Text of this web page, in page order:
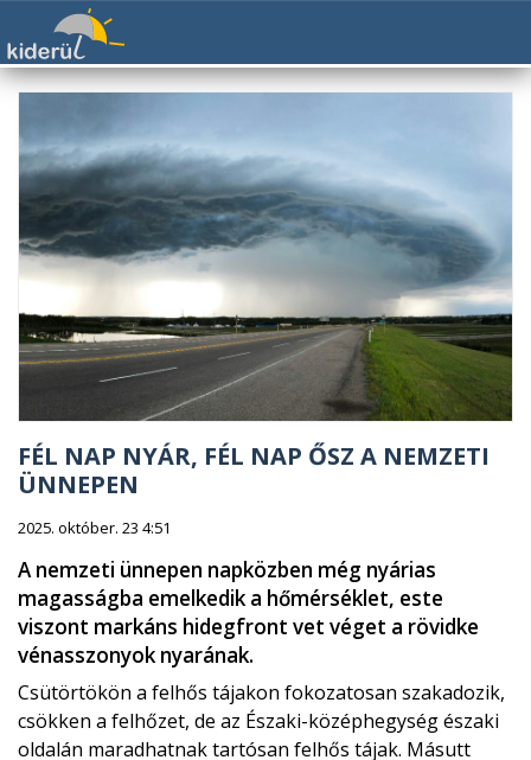
FÉL NAP NYÁR, FÉL NAP ŐSZ A NEMZETI
ÜNNEPEN
2025. október. 23 4:51
A nemzeti ünnepen napközben még nyárias
magasságba emelkedik a hőmérséklet, este
viszont markáns hidegfront vet véget a rövidke
vénasszonyok nyarának.
Csütörtökön a felhős tájakon fokozatosan szakadozik,
csökken a felhőzet, de az Északi-középhegység északi
oldalán maradhatnak tartósan felhős tájak. Másutt